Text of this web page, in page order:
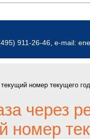
911-26-46, e-mail:
номер текущего
через
номер